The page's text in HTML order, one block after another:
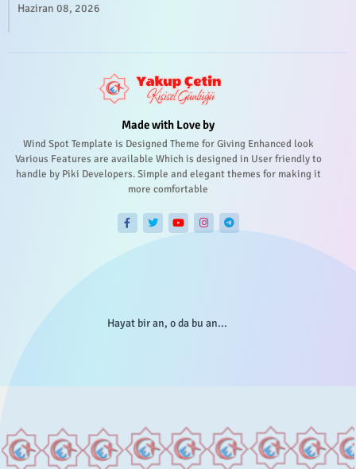
Haziran 08, 2026
Made with Love by
Wind Spot Template is Designed Theme for Giving Enhanced look
Various Features are available Which is designed in User friendly to
handle by Piki Developers. Simple and elegant themes for making it
more comfortable
Hayat bir an, o da bu an...